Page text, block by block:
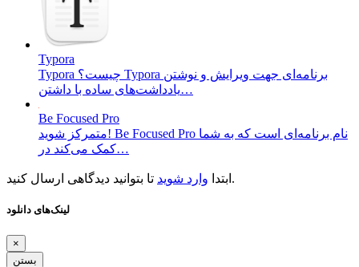
Typora
Typora چیست؟ Typora برنامه‌ای جهت ویرایش و نوشتن
یادداشت‌های ساده با داشتن…
Be Focused Pro
متمرکز شوید! Be Focused Pro نام برنامه‌ای است که به شما
کمک می‌کند در…
ابتدا وارد شوید تا بتوانید دیدگاهی ارسال کنید.
لینک‌های دانلود
×
بستن